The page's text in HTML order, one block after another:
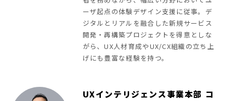
ーザ起点の体験デザイン支援に従事。デ
ジタルとリアルを融合した新規サービス
開発・再構築プロジェクトを得意としな
がら、UX人材育成やUX/CX組織の立ち上
げにも豊富な経験を持つ。
UXインテリジェンス事業本部 コ